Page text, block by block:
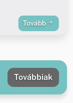
Tovább
Továbbiak